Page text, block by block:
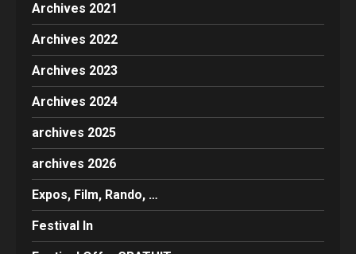
Archives 2021
Archives 2022
Archives 2023
Archives 2024
archives 2025
archives 2026
Expos, Film, Rando, …
Festival In